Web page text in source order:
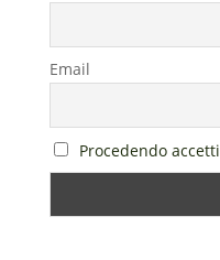
Email
Procedendo